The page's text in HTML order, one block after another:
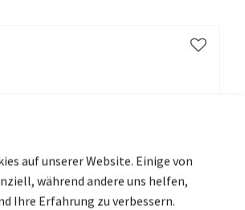
auf unserer Website. Einige von
während andere uns helfen,
Ihre Erfahrung zu verbessern.